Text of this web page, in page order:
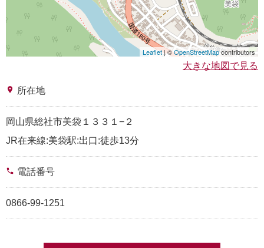
Leaflet| ©OpenStreetMapcontributors
大きな地図で見る
place 所在地
岡山県総社市美袋１３３１−２
JR在来線:美袋駅:出口:徒歩13分
phone 電話番号
0866-99-1251